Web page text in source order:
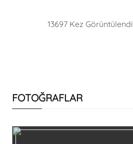
13697 Kez Görüntülendi
FOTOĞRAFLAR